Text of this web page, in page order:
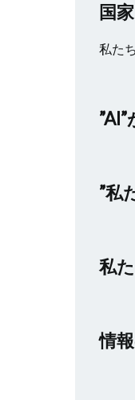
国
私た
”私
私
情